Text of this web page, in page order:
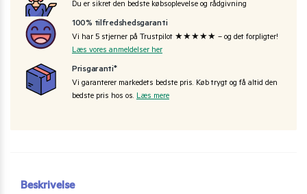
Du er sikret den bedste købsoplevelse og rådgivning
100% tilfredshedsgaranti
Vi har 5 stjerner på Trustpilot ★★★★★ – og det forpligter!
Læs vores anmeldelser her
Prisgaranti*
Vi garanterer markedets bedste pris. Køb trygt og få altid den
bedste pris hos os. Læs mere
Beskrivelse